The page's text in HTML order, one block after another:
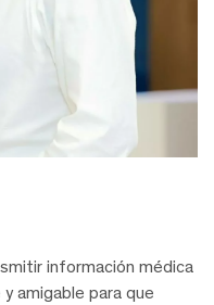
información médica
amigable para que